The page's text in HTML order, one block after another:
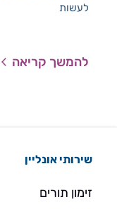
לעשות
להמשך קריאה
שירותי אונליין
זימון תורים